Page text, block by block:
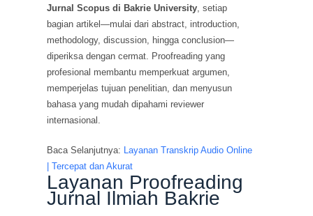
Jurnal Scopus di Bakrie University, setiap
bagian artikel—mulai dari abstract, introduction,
methodology, discussion, hingga conclusion—
diperiksa dengan cermat. Proofreading yang
profesional membantu memperkuat argumen,
memperjelas tujuan penelitian, dan menyusun
bahasa yang mudah dipahami reviewer
internasional.
Baca Selanjutnya: Layanan Transkrip Audio Online
| Tercepat dan Akurat
Layanan Proofreading
Jurnal Ilmiah Bakrie